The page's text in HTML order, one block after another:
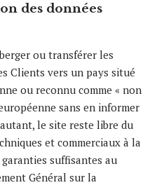
des données
ou transférer les
Clients vers un pays situé
ou reconnu comme « non
sans en informer
le site reste libre du
et commerciaux à la
suffisantes au
Général sur la